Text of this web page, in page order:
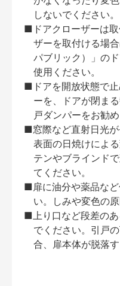
しないでください。
■ドアクローザーは
ザーを取付ける場
パブリック）」の
使用ください。
■ドアを開放状態で
ーを、ドアが閉ま
戸ダンパーをお勧め
■窓際など直射日光が
表面の日焼けによ
テンやブラインド
てください。
■扉に油分や薬品な
い。しみや変色の原
■上り口など段差の
でください。引戸
合、扉本体が脱落